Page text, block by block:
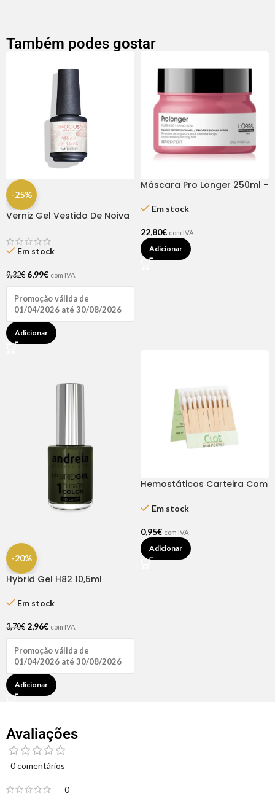
Também podes gostar
-25%
Verniz Gel Vestido De Noiva
Em stock
9,32€ 6,99€ com IVA
Promoção válida de
01/04/2026 até 30/08/2026
Adicionar
Máscara Pro Longer 250ml –
Em stock
22,80€ com IVA
Adicionar
-20%
Hybrid Gel H82 10,5ml
Em stock
3,70€ 2,96€ com IVA
Promoção válida de
01/04/2026 até 30/08/2026
Adicionar
Hemostáticos Carteira Com
Em stock
0,95€ com IVA
Adicionar
Avaliações
0 comentários
0